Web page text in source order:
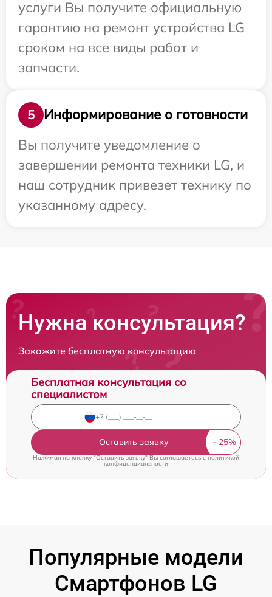
услуги Вы получите официальную
гарантию на ремонт устройства LG
сроком на все виды работ и
запчасти.
5
Информирование о готовности
Вы получите уведомление о
завершении ремонта техники LG, и
наш сотрудник привезет технику по
указанному адресу.
Нужна консультация?
Закажите бесплатную консультацию
Бесплатная консультация со
специалистом
Оставить заявку
Нажимая на кнопку "Оставить заявку" Вы соглашаетесь cполитикой
конфиденциальности
Популярные модели
Смартфонов LG